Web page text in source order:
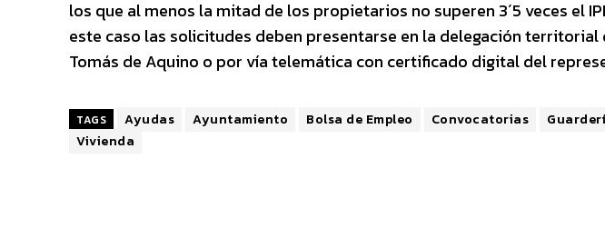
los que al menos la mitad de los propietarios no superen 3´5 veces el
este caso las solicitudes deben presentarse en la delegación territorial
Tomás de Aquino o por vía telemática con certificado digital del
TAGS Ayudas Ayuntamiento Bolsa de Empleo Convocatorias
Vivienda